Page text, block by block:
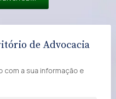
de Advocacia
com a sua informação e